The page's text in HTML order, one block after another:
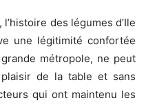
des légumes d’Ile
une légitimité confortée
métropole, ne peut
de la table et sans
qui ont maintenu les